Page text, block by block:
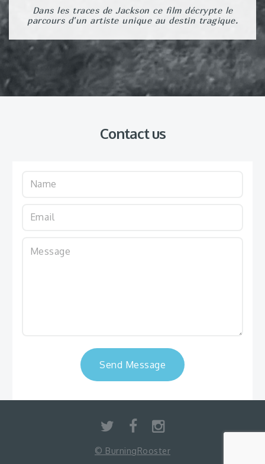
Dans les traces de Jackson ce film décrypte le
parcours d'un artiste unique au destin tragique.
Contact us
© BurningRooster